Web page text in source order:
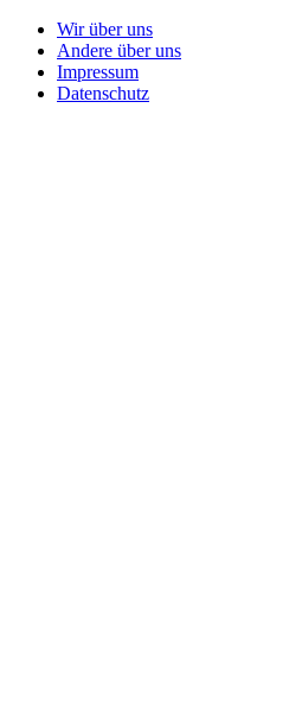
Wir über uns
Andere über uns
Impressum
Datenschutz